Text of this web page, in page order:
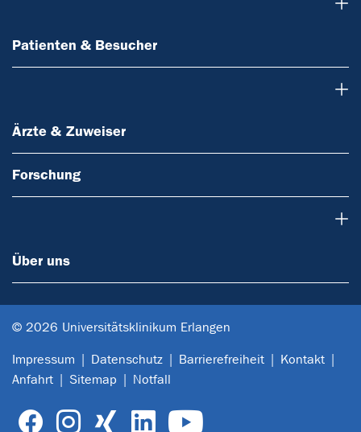
Patienten & Besucher
Ärzte & Zuweiser
Forschung
Über uns
© 2026 Universitätsklinikum Erlangen
Impressum Datenschutz Barrierefreiheit
Kontakt
Anfahrt
Sitemap Notfall